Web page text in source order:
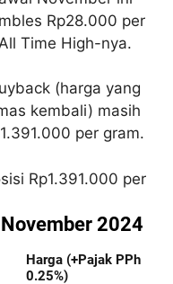
Rp28.000 per
Time High-nya.
(harga yang
kembali) masih
per gram.
Rp1.391.000 per